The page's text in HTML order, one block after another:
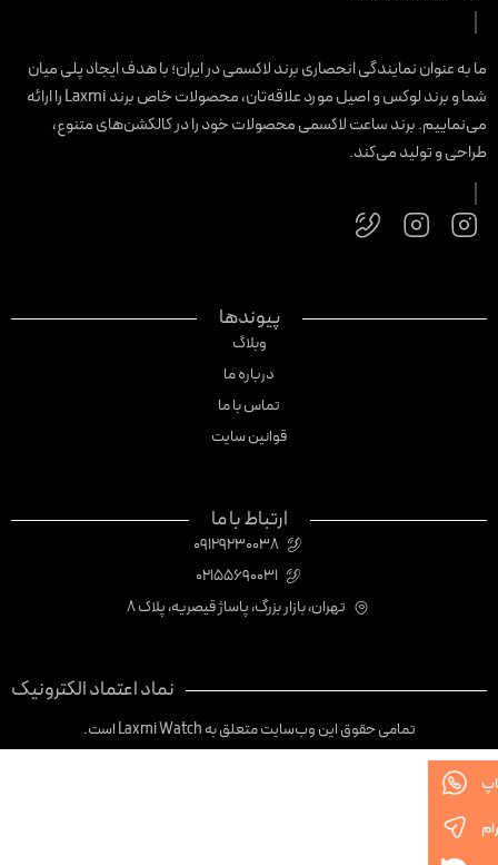
به عنوان نمایندگی انحصاری برند لاکسمی در ایران؛ با هدف ایجاد پلی میان
شما و برند لوکس و اصیل مورد علاقه‌تان، محصولات خاص برند Laxmi را ارائه
برند ساعت لاکسمی محصولات خود را در کالکشن‌های متنوع،
و تولید می‌کند.
پیوندها
وبلاگ
درباره ما
تماس با ما
قوانین سایت
ارتباط با ما
09129230038
02155690031
تهران، بازار بزرگ، پاساژ قیصریه، پلاک 8
نماد اعتماد الکترونیک
تمامی حقوق این وب‌سایت متعلق به Laxmi Watch است.